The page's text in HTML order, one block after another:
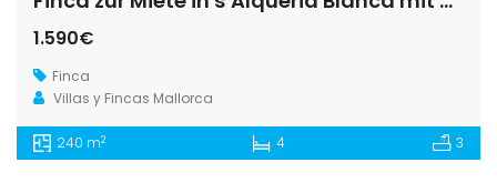
1.590€
Finca
Villas y Fincas Mallorca
240 m2 4 3